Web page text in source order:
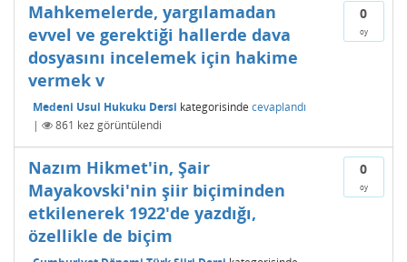
0
oy
Mahkemelerde, yargılamadan
evvel ve gerektiği hallerde dava
dosyasını incelemek için hakime
vermek v
Medeni Usul Hukuku Dersi kategorisinde cevaplandı
|
861 kez görüntülendi
0
oy
Nazım Hikmet'in, Şair
Mayakovski'nin şiir biçiminden
etkilenerek 1922'de yazdığı,
özellikle de biçim